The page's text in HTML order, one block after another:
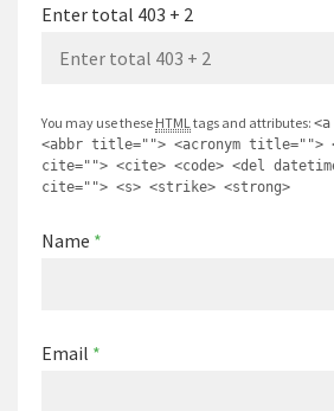
Enter total 403 + 2
You may use these HTML tags and attributes:
<abbr title=""> <acronym title="">
cite=""> <cite> <code> <del
cite=""> <s> <strike> <strong>
Name *
Email *